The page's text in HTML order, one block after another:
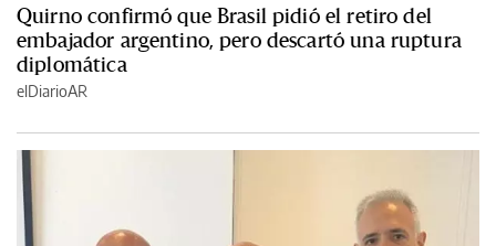
Quirno confirmó que Brasil pidió el retiro del
embajador argentino, pero descartó una ruptura
diplomática
elDiarioAR